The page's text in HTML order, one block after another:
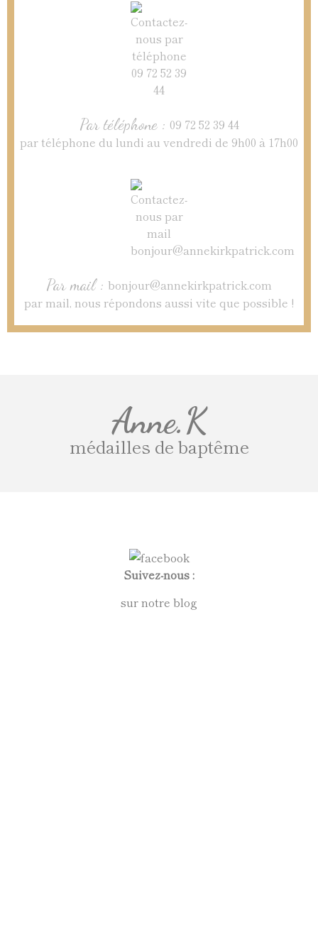
Par téléphone : 09 72 52 39 44
par téléphone du lundi au vendredi de 9h00 à 17h00
Par mail : bonjour@annekirkpatrick.com
par mail, nous répondons aussi vite que possible !
Anne.K
médailles de baptême
Suivez-nous :
sur notre blog